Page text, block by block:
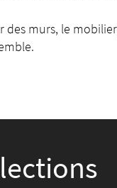
des murs, le